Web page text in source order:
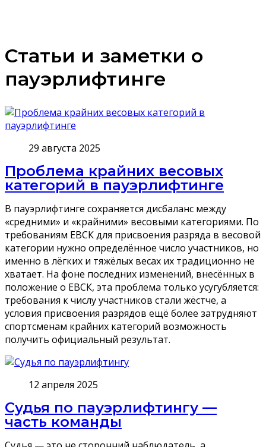
Статьи и заметки о
пауэрлифтинге
29 августа 2025
Проблема крайних весовых
категорий в пауэрлифтинге
В пауэрлифтинге сохраняется дисбаланс между
«средними» и «крайними» весовыми категориями. По
требованиям ЕВСК для присвоения разряда в весовой
категории нужно определённое число участников, но
именно в лёгких и тяжёлых весах их традиционно не
хватает. На фоне последних изменений, внесённых в
положение о ЕВСК, эта проблема только усугубляется:
требования к числу участников стали жёстче, а
условия присвоения разрядов ещё более затрудняют
спортсменам крайних категорий возможность
получить официальный результат.
12 апреля 2025
Судья по пауэрлифтингу —
часть команды